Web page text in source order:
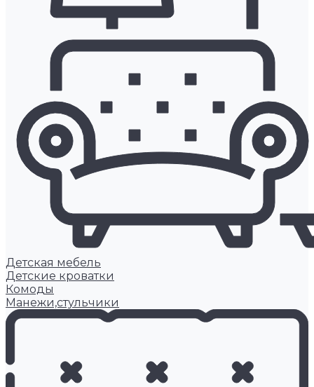
Детская мебель
Детские кроватки
Комоды
Манежи,стульчики